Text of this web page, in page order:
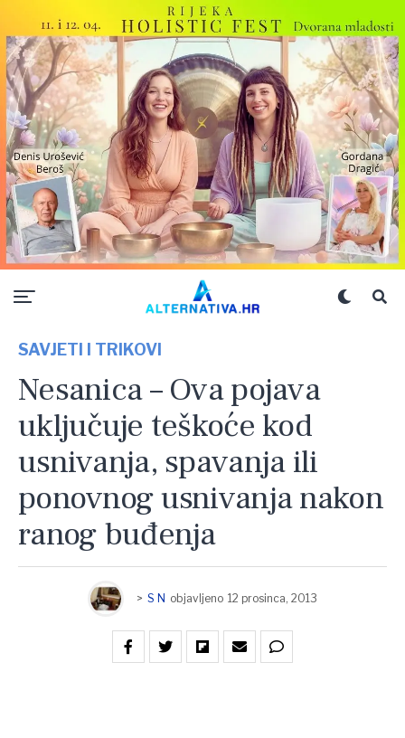
SAVJETI I TRIKOVI
Nesanica – Ova pojava
uključuje teškoće kod
usnivanja, spavanja ili
ponovnog usnivanja nakon
ranog buđenja
> S N objavljeno 12 prosinca, 2013